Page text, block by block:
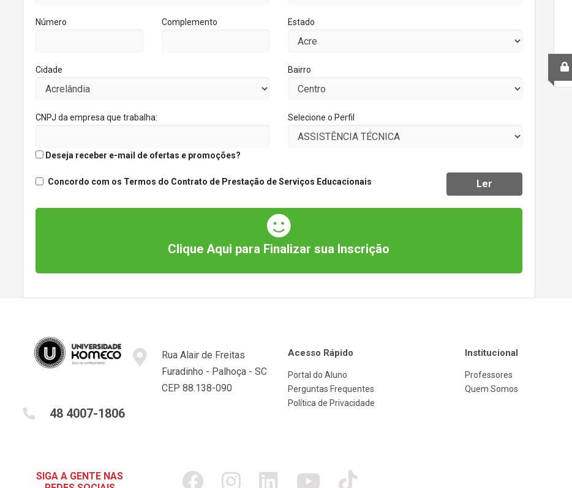
Número Complemento Estado
Cidade Bairro
CNPJ da empresa que trabalha: Selecione o Perfil
Deseja receber e-mail de ofertas e promoções?
Concordo com os Termos do Contrato de Prestação de Serviços Educacionais Ler
Clique Aqui para Finalizar sua Inscrição
Rua Alair de Freitas
Furadinho - Palhoça - SC
CEP 88.138-090
48 4007-1806
Acesso Rápido
Portal do Aluno
Perguntas Frequentes
Política de Privacidade
Institucional
Professores
Quem Somos
SIGA A GENTE NAS